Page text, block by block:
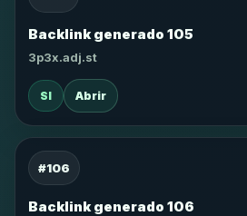
Backlink generado 105
3p3x.adj.st
SI Abrir
#106
Backlink generado 106